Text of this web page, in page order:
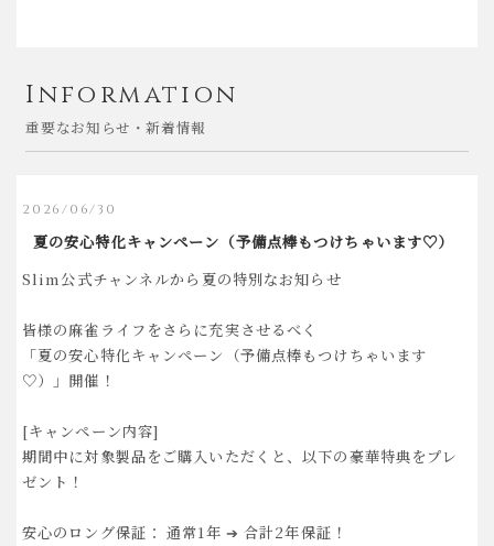
Information
重要なお知らせ・新着情報
2026/06/30
夏の安心特化キャンペーン（予備点棒もつけちゃいます♡）
Slim公式チャンネルから夏の特別なお知らせ
皆様の麻雀ライフをさらに充実させるべく
「夏の安心特化キャンペーン（予備点棒もつけちゃいます
♡）」開催！
[キャンペーン内容]
期間中に対象製品をご購入いただくと、以下の豪華特典をプレ
ゼント！
安心のロング保証： 通常1年 ➔ 合計2年保証！